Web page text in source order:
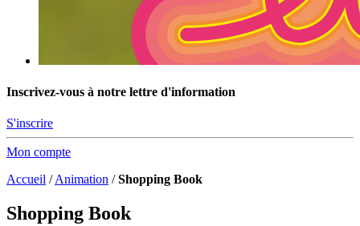
Inscrivez-vous à notre lettre d'information
S'inscrire
Mon compte
Accueil /Animation /Shopping Book
Shopping Book